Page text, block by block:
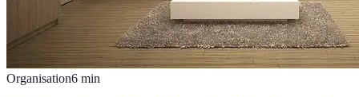
Organisation6 min